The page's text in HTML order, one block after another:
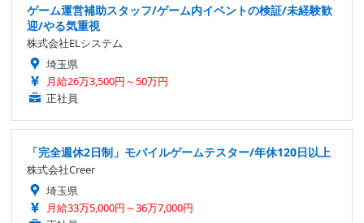
ゲーム運営補助スタッフ/ゲーム内イベントの検証/未経験歓
迎/やる気重視
株式会社ELシステム
埼玉県
月給26万3,500円～50万円
正社員
「完全週休2日制」モバイルゲームテスター/年休120日以上
株式会社Creer
埼玉県
月給33万5,000円～36万7,000円